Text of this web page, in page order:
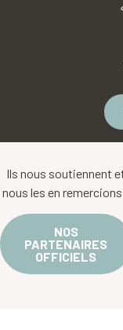
Ils nous soutiennent
nous les en
NOS
PARTENAIRES
OFFICIELS